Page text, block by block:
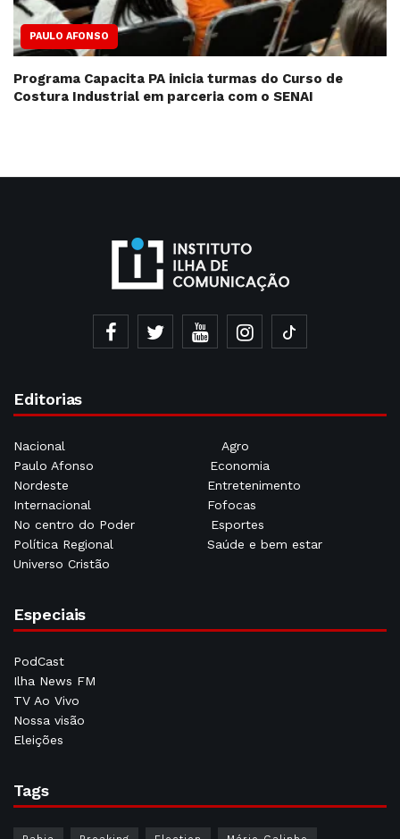
PAULO AFONSO
Programa Capacita PA inicia turmas do Curso de
Costura Industrial em parceria com o SENAI
Editorias
Nacional
Agro
Paulo Afonso
Economia
Nordeste
Entretenimento
Internacional
Fofocas
No centro do Poder
Esportes
Política Regional
Saúde e bem estar
Universo Cristão
Especiais
PodCast
Ilha News FM
TV Ao Vivo
Nossa visão
Eleições
Tags